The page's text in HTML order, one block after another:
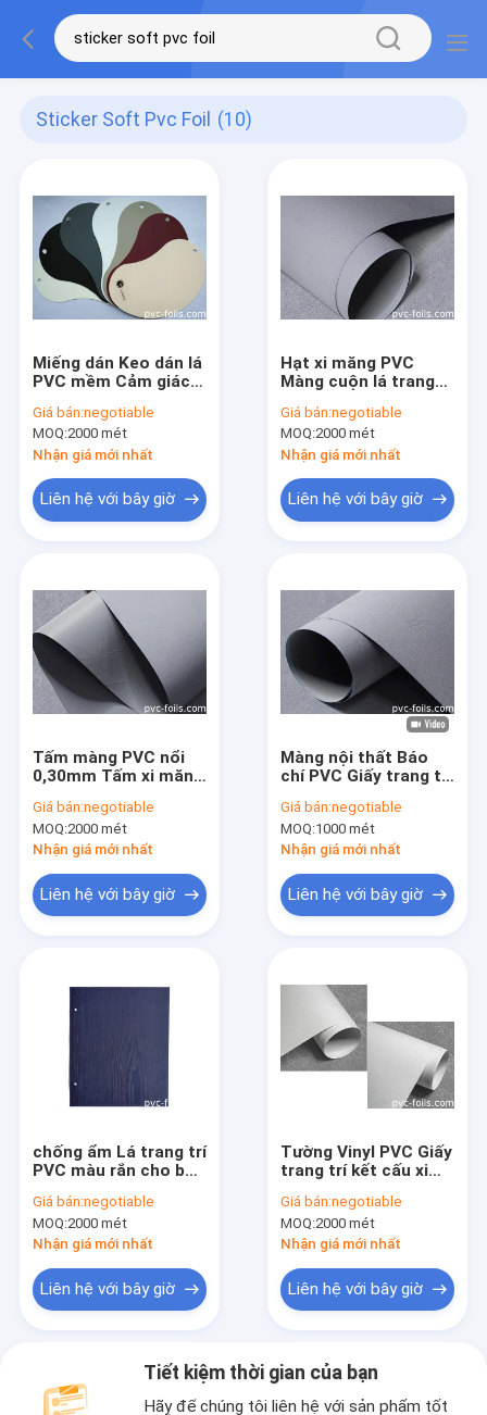
Sticker Soft Pvc Foil (10)
Miếng dán Keo dán lá
PVC mềm Cảm giác
máy ép màng
Giá bán:negotiable
MOQ:2000 mét
Nhận giá mới nhất
Liên hệ với bây giờ
Hạt xi măng PVC
Màng cuộn lá trang
dính
Giá bán:negotiable
MOQ:2000 mét
Nhận giá mới nhất
Liên hệ với bây giờ
Tấm màng PVC nổi
0,30mm Tấm xi măng
Giá bán:negotiable
MOQ:2000 mét
Nhận giá mới nhất
Liên hệ với bây giờ
Màng nội thất Báo
chí PVC Giấy trang trí
Giá bán:negotiable
MOQ:1000 mét
Nhận giá mới nhất
Liên hệ với bây giờ
chống ẩm Lá trang trí
PVC màu rắn cho bề
Giá bán:negotiable
MOQ:2000 mét
Nhận giá mới nhất
Liên hệ với bây giờ
Tường Vinyl PVC Giấy
trang trí kết cấu xi
1400mm
Giá bán:negotiable
MOQ:2000 mét
Nhận giá mới nhất
Liên hệ với bây giờ
Tiết kiệm thời gian của bạn
Hãy để chúng tôi liên hệ với sản phẩm tốt